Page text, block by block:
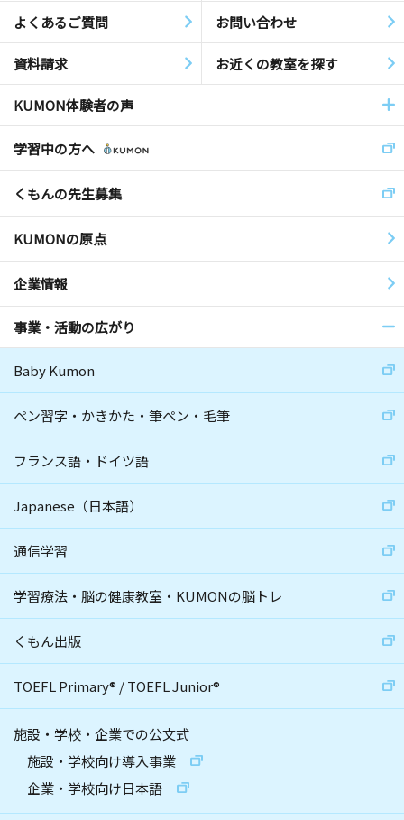
よくあるご質問 お問い合わせ
資料請求 お近くの教室を探す
KUMON体験者の声
学習中の方へ
くもんの先生募集
KUMONの原点
企業情報
事業・活動の広がり
Baby Kumon
ペン習字・かきかた・筆ペン・毛筆
フランス語・ドイツ語
Japanese（日本語）
通信学習
学習療法・脳の健康教室・KUMONの脳トレ
くもん出版
TOEFL Primary® /TOEFL Junior®
施設・学校・企業での公文式
施設・学校向け導入事業
企業・学校向け日本語